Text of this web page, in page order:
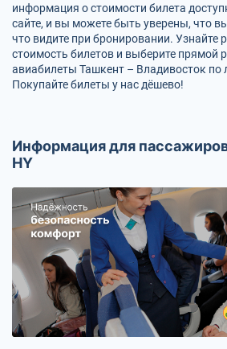
информация о стоимости билета
сайте, и вы можете быть уверены, что
что видите при бронировании. Узнайте
стоимость билетов и выберите прямой
авиабилеты Ташкент – Владивосток по
Покупайте билеты у нас дёшево!
Информация для
HY